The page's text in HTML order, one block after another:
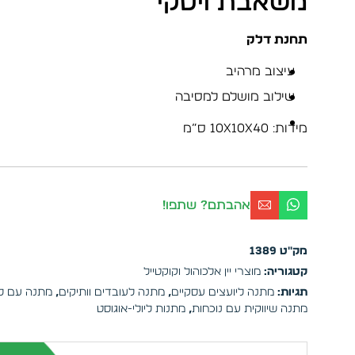
תחנת דלק
עיצוב מרהיב
שילוב מושלם למסיבה
מידות: 10x10x40 ס”מ
אהבתם? שתפו!
מק"ט 1389
קטגוריה:מוצרי יין אלכוהול וקוקטייל
תגיות: מתנה ליועצים עסקיים,מתנה לעובדים וותיקים,מתנה עם
מתנה שיווקית עם נוכחות,מתנות ליולי-אוגוסט